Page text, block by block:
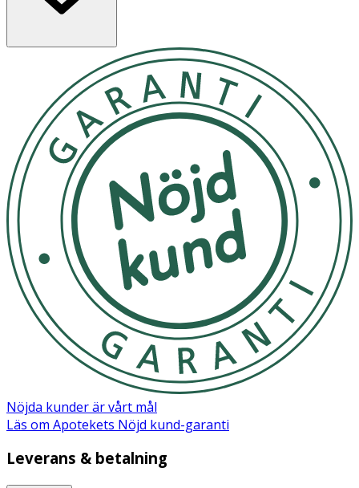
Nöjda kunder är vårt mål
Läs om Apotekets Nöjd kund-garanti
Leverans & betalning